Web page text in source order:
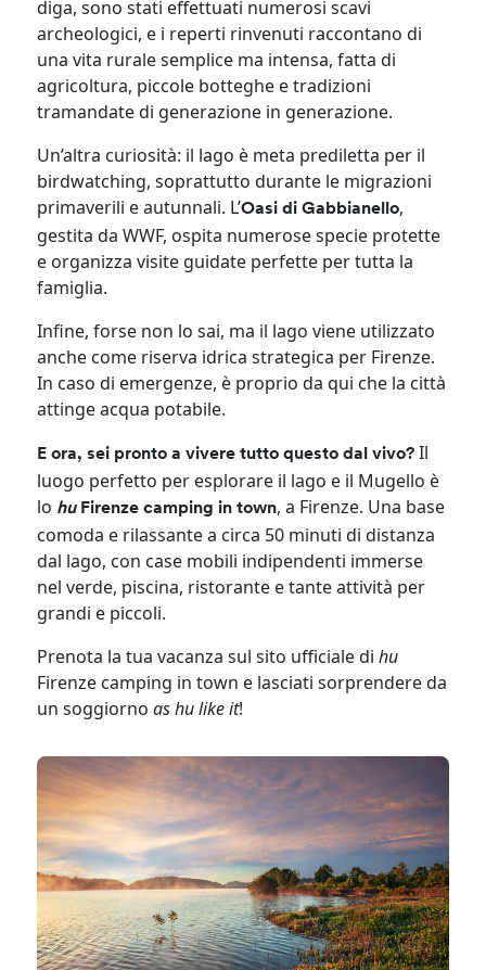
diga, sono stati effettuati numerosi scavi
archeologici, e i reperti rinvenuti raccontano di
una vita rurale semplice ma intensa, fatta di
agricoltura, piccole botteghe e tradizioni
tramandate di generazione in generazione.
Un’altra curiosità: il lago è meta prediletta per il
birdwatching, soprattutto durante le migrazioni
primaverili e autunnali. L’Oasi di Gabbianello,
gestita da WWF, ospita numerose specie protette
e organizza visite guidate perfette per tutta la
famiglia.
Infine, forse non lo sai, ma il lago viene utilizzato
anche come riserva idrica strategica per Firenze.
In caso di emergenze, è proprio da qui che la città
attinge acqua potabile.
E ora, sei pronto a vivere tutto questo dal vivo? Il
luogo perfetto per esplorare il lago e il Mugello è
lo huFirenze camping in town, a Firenze. Una base
comoda e rilassante a circa 50 minuti di distanza
dal lago, con case mobili indipendenti immerse
nel verde, piscina, ristorante e tante attività per
grandi e piccoli.
Prenota la tua vacanza sul sito ufficiale dihu
Firenze camping in town e lasciati sorprendere da
un soggiornoas hu like it!